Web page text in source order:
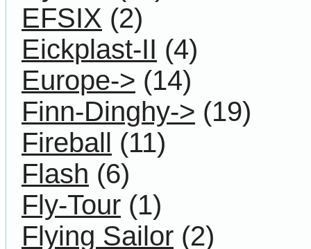
EFSIX (2)
Eickplast-II (4)
Europe-> (14)
Finn-Dinghy-> (19)
Fireball (11)
Flash (6)
Fly-Tour (1)
Flying Sailor (2)